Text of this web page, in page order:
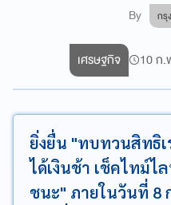
By กรุ
เศรษฐกิจ 10 ก.
ยิ่งยื่น "ทบทวนสิทธิเ
ได้เงินช้า เช็คไทม์
ชนะ" ภายในวันที่ 8